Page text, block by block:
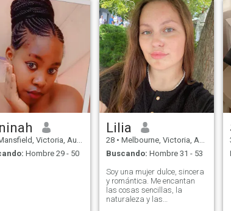
cielo azul aquí, y disfruto del
estilo de vida aquí, que hace
Yo más soleado y óptimo. Soy
una sincera amable-atrevió,
entiendo a la chica
agradecida. En mi tiempo
libre, me gusta Lectura,
fitness, viajes, senderismo al
aire libre y fotografía. Tengo
un gran interés en la historia
y espero tener el
Oportunidad de visitar sitios
mundo. Tengo un par de
buenos en encontrar ojos
hermosos, dicen los amigos
Mis ojos son muy hermosos.
estos hermosos ojos
Victoria, Australia
Hombre 29 - 50
Lilia
28 • Melbourne, Victoria, Australia
Buscando: Hombre 31 - 53
Soy una mujer dulce, sincera
y romántica. Me encantan
las cosas sencillas, la
naturaleza y las